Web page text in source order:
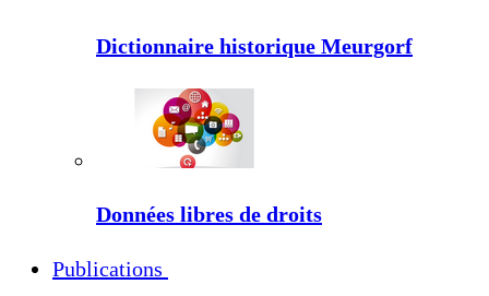
Dictionnaire historique Meurgorf
Données libres de droits
Publications